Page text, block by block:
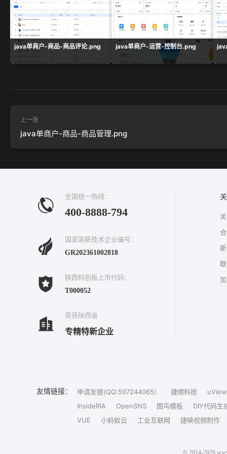
java单商户-商品-商品评论.png java单商户-运营-控制台.png
上一张
java单商户-商品-商品管理.png
全国统一热线：
400-8888-794
国家高新技术企业编号：
GR202361002818
陕西科创板上市代码：
T000052
荣获陕西省
专精特新企业
友情链接： 申请友链(QQ:597244065） 捷顺科技
uView
InsideRIA
OpenSNS 图鸟模板
DIY代码生
VUE
小蚂蚁云 工业互联网 捷映视频制作
© 2014-2026